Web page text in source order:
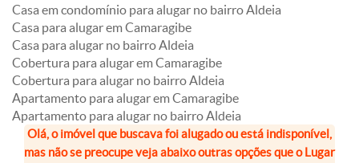
Casa em condomínio para alugar no bairro Aldeia
Casa para alugar em Camaragibe
Casa para alugar no bairro Aldeia
Cobertura para alugar em Camaragibe
Cobertura para alugar no bairro Aldeia
Apartamento para alugar em Camaragibe
Apartamento para alugar no bairro Aldeia
Olá, o imóvel que buscava foi alugado ou está indisponível,
mas não se preocupe veja abaixo outras opções que o Lugar